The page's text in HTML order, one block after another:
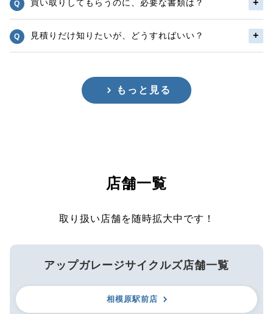
買い取りしてもらうのに、必要な書類は？
見積りだけ知りたいが、どうすればいい？
もっと見る
店舗一覧
取り扱い店舗を随時拡大中です！
アップガレージサイクルズ店舗一覧
相模原駅前店